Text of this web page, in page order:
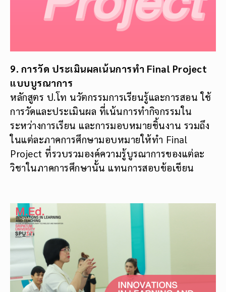
9. การวัด ประเมินผลเน้นการทำ Final Project
แบบบูรณาการ
หลักสูตร ป.โท นวัตกรรมการเรียนรู้และการสอน ใช้
การวัดและประเมินผล ที่เน้นการทำกิจกรรมใน
ระหว่างการเรียน และการมอบหมายชิ้นงาน รวมถึง
ในแต่ละภาคการศึกษามอบหมายให้ทำ Final
Project ที่รวบรวมองค์ความรู้บูรณาการของแต่ละ
วิชาในภาคการศึกษานั้น แทนการสอบข้อเขียน